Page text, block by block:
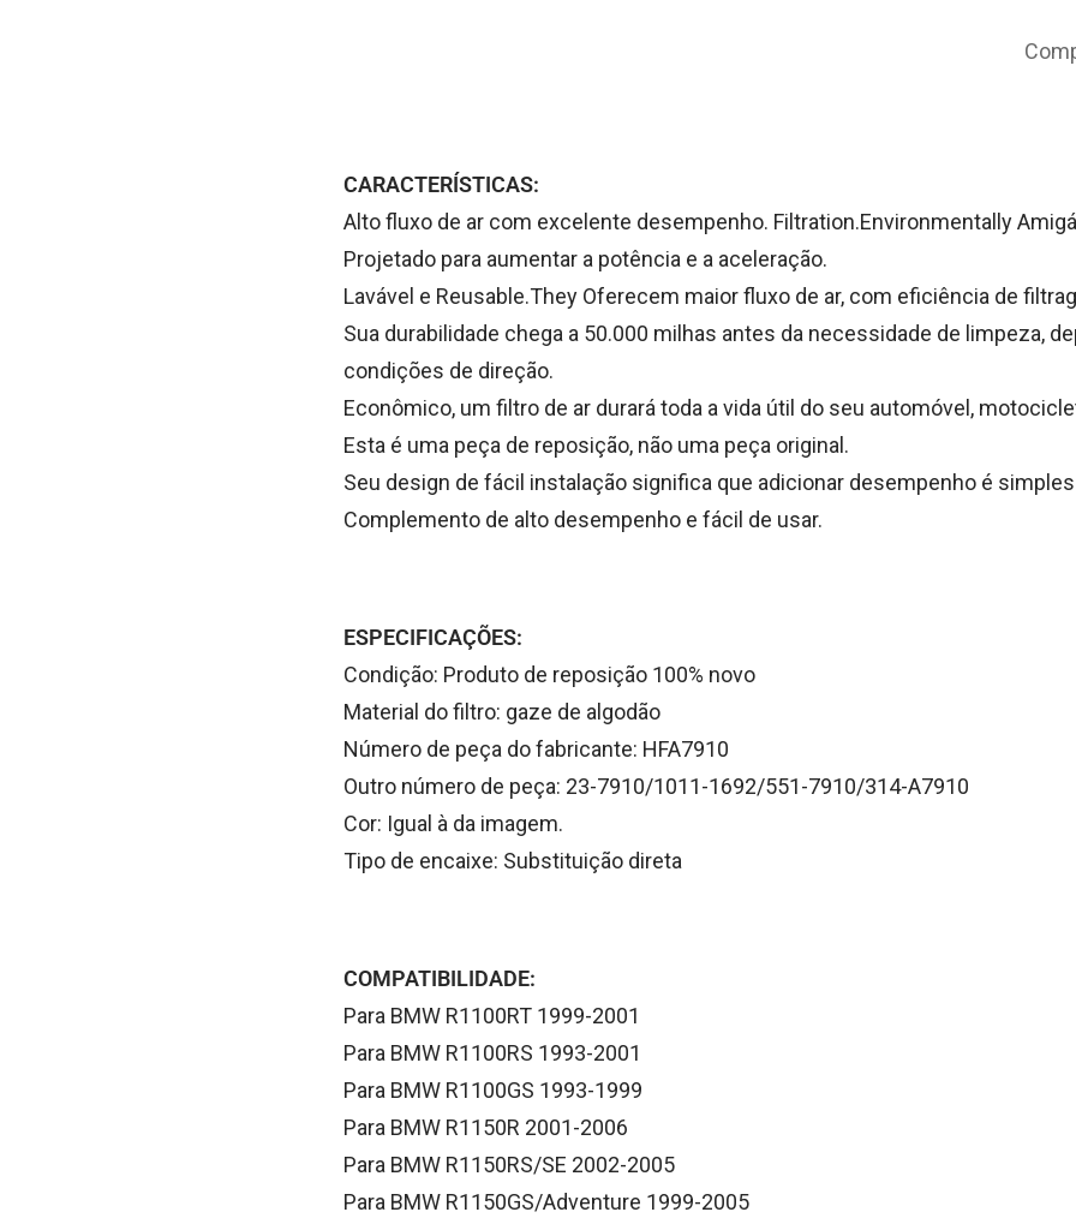
CARACTERÍSTICAS:
Alto fluxo de ar com excelente desempenho. Filtration.Environmentally
Projetado para aumentar a potência e a aceleração.
Lavável e Reusable.They Oferecem maior fluxo de ar, com eficiência de
Sua durabilidade chega a 50.000 milhas antes da necessidade de limpeza,
condições de direção.
Econômico, um filtro de ar durará toda a vida útil do seu automóvel,
Esta é uma peça de reposição, não uma peça original.
Seu design de fácil instalação significa que adicionar desempenho é
Complemento de alto desempenho e fácil de usar.
ESPECIFICAÇÕES:
Condição: Produto de reposição 100% novo
Material do filtro: gaze de algodão
Número de peça do fabricante: HFA7910
Outro número de peça: 23-7910/1011-1692/551-7910/314-A7910
Cor: Igual à da imagem.
Tipo de encaixe: Substituição direta
COMPATIBILIDADE:
Para BMW R1100RT 1999-2001
Para BMW R1100RS 1993-2001
Para BMW R1100GS 1993-1999
Para BMW R1150R 2001-2006
Para BMW R1150RS/SE 2002-2005
Para BMW R1150GS/Adventure 1999-2005